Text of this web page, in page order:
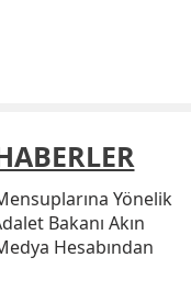
Yönelik
Bakanı Akın
Hesabından